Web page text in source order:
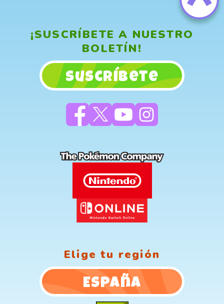
¡SUSCRÍBETE A NUESTRO
BOLETÍN!
Suscríbete
Elige tu región
España